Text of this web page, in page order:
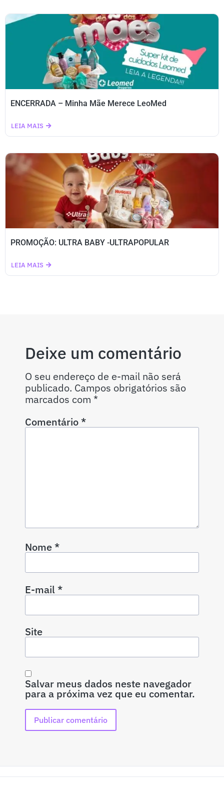
ENCERRADA – Minha Mãe Merece LeoMed
LEIA MAIS
PROMOÇÃO: ULTRA BABY -ULTRAPOPULAR
LEIA MAIS
Deixe um comentário
O seu endereço de e-mail não será
publicado. Campos obrigatórios são
marcados com *
Comentário*
Nome*
E-mail*
Site
Salvar meus dados neste navegador
para a próxima vez que eu comentar.